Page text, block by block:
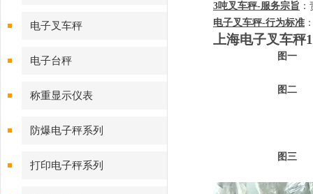
电子叉车秤
电子台秤
称重显示仪表
防爆电子秤系列
打印电子秤系列
3吨叉车秤-服务宗旨
电子叉车秤-行为标准
上海电子叉车秤1
图一
图二
图三